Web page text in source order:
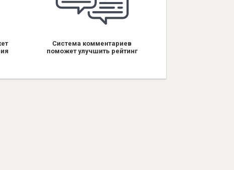
Система комментариев
поможет улучшить рейтинг